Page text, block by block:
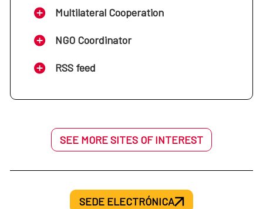
Multilateral Cooperation
NGO Coordinator
RSS feed
SEE MORE SITES OF INTEREST
SEDE ELECTRÓNICA